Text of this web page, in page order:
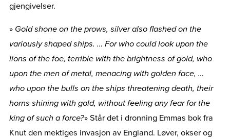
gjengivelser.
» Gold shone on the prows, silver also flashed on the
variously shaped ships. … For who could look upon the
lions of the foe, terrible with the brightness of gold, who
upon the men of metal, menacing with golden face, …
who upon the bulls on the ships threatening death, their
horns shining with gold, without feeling any fear for the
king of such a force?» Står det i dronning Emmas bok fra
Knut den mektiges invasjon av England. Løver, okser og